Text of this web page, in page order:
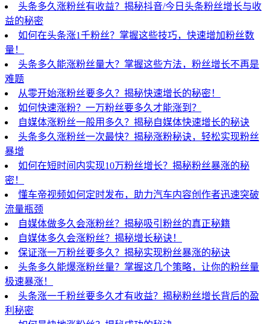
头条多久涨粉丝有收益？揭秘抖音/今日头条粉丝增长与收
益的秘密
如何在头条涨1千粉丝？掌握这些技巧，快速增加粉丝数
量！
头条多久能涨粉丝量大？掌握这些方法，粉丝增长不再是
难题
从零开始涨粉丝要多久？揭秘快速增长的秘密！
如何快速涨粉？一万粉丝要多久才能涨到？
自媒体涨粉丝一般用多久？揭秘自媒体快速增长的秘诀
头条多久涨粉丝一次最快？揭秘涨粉秘诀，轻松实现粉丝
暴增
如何在短时间内实现10万粉丝增长？揭秘粉丝暴涨的秘
密！
懂车帝视频如何定时发布，助力汽车内容创作者迅速突破
流量瓶颈
自媒体做多久会涨粉丝？揭秘吸引粉丝的真正秘籍
自媒体多久会涨粉丝？揭秘增长秘诀！
保证涨一万粉丝要多久？揭秘实现粉丝暴涨的秘诀
头条多久能爆涨粉丝量？掌握这几个策略，让你的粉丝量
极速暴涨！
头条涨一千粉丝要多久才有收益？揭秘粉丝增长背后的盈
利秘密